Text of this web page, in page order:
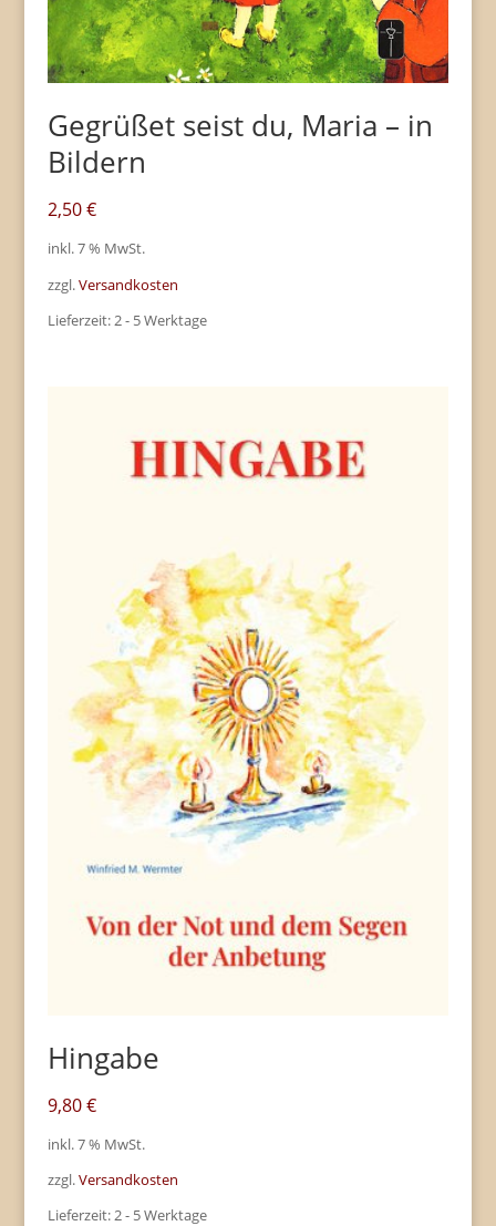
Gegrüßet seist du, Maria – in
Bildern
2,50€
inkl. 7 % MwSt.
zzgl.Versandkosten
Lieferzeit:2 - 5 Werktage
Hingabe
9,80€
inkl. 7 % MwSt.
zzgl.Versandkosten
Lieferzeit:2 - 5 Werktage